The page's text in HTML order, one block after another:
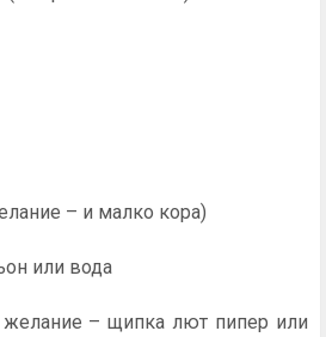
– и малко кора)
или вода
желание – щипка лют пипер или